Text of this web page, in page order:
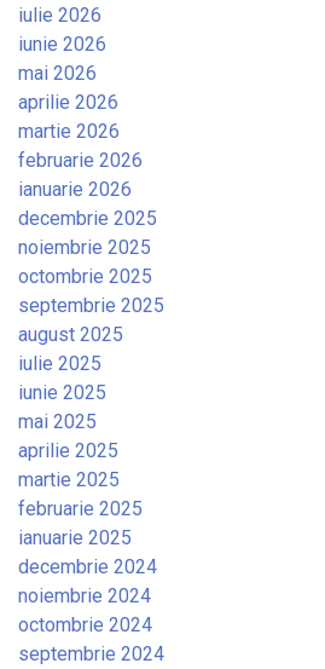
iulie 2026
iunie 2026
mai 2026
aprilie 2026
martie 2026
februarie 2026
ianuarie 2026
decembrie 2025
noiembrie 2025
octombrie 2025
septembrie 2025
august 2025
iulie 2025
iunie 2025
mai 2025
aprilie 2025
martie 2025
februarie 2025
ianuarie 2025
decembrie 2024
noiembrie 2024
octombrie 2024
septembrie 2024